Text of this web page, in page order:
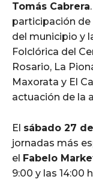
Tomás Cabrera
participación
del municipio y
Folclórica del
Rosario, La
Maxorata y El
actuación de la
El sábado 27
jornadas más
el Fabelo
9:00 y las 14:00